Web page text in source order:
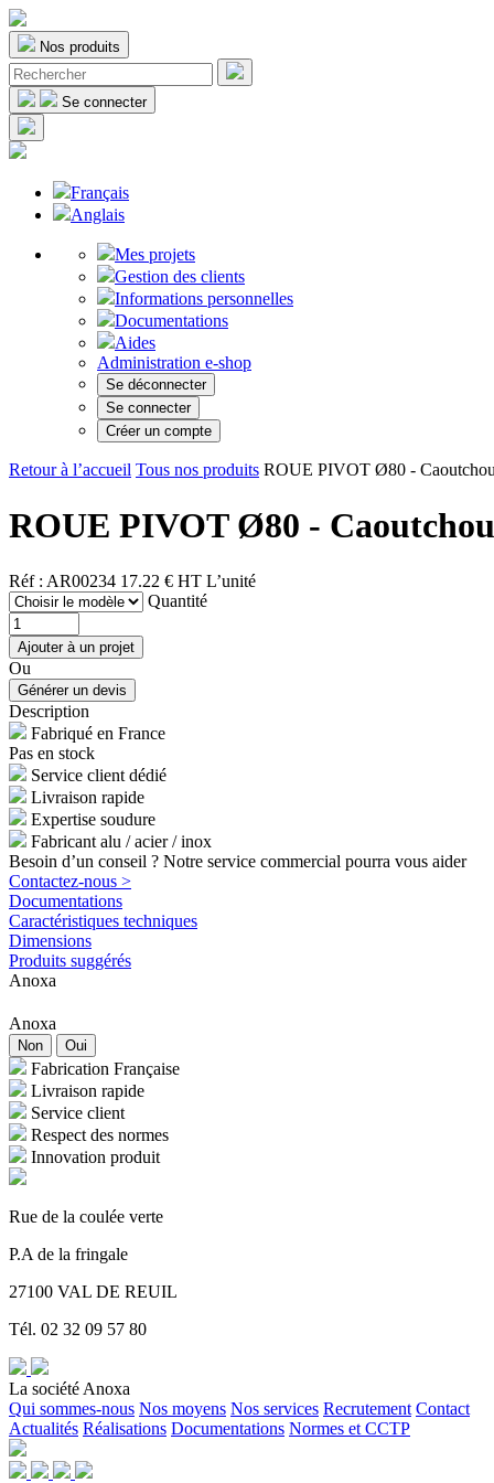
Nos produits
Se connecter
Français
Anglais
Mes projets
Gestion des clients
Informations personnelles
Documentations
Aides
Administration e-shop
Se déconnecter
Se connecter
Créer un compte
Retour à l’accueil Tous nos produits ROUE PIVOT Ø80 -
ROUE PIVOT Ø80 -
Réf : AR00234 17.22 € HT L’unité
Quantité
Ou
Description
Fabriqué en France
Pas en stock
Service client dédié
Livraison rapide
Expertise soudure
Fabricant alu / acier / inox
Besoin d’un conseil ? Notre service commercial pourra vous aider
Contactez-nous >
Documentations
Caractéristiques techniques
Dimensions
Produits suggérés
Anoxa
Anoxa
Non Oui
Fabrication Française
Livraison rapide
Service client
Respect des normes
Innovation produit
Rue de la coulée verte
P.A de la fringale
27100 VAL DE REUIL
Tél. 02 32 09 57 80
La société Anoxa
Qui sommes-nous Nos moyens Nos services Recrutement Contact
Actualités Réalisations Documentations Normes et CCTP